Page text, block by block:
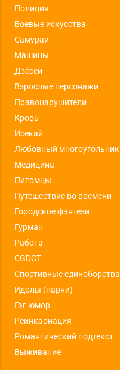
Полиция
Боевые искусства
Самураи
Машины
Дзёсей
Взрослые персонажи
Правонарушители
Кровь
Исекай
Любовный многоугольник
Медицина
Питомцы
Путешествие во времени
Городское фэнтези
Гурман
Работа
CGDCT
Спортивные единоборства
Идолы (парни)
Гэг юмор
Реинкарнация
Романтический подтекст
Выживание